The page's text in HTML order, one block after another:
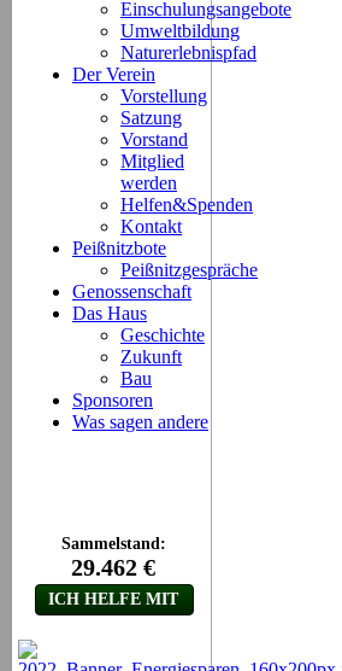
Einschulungsangebote
Umweltbildung
Naturerlebnispfad
Der Verein
Vorstellung
Satzung
Vorstand
Mitglied
werden
Helfen&Spenden
Kontakt
Peißnitzbote
Peißnitzgespräche
Genossenschaft
Das Haus
Geschichte
Zukunft
Bau
Sponsoren
Was sagen andere